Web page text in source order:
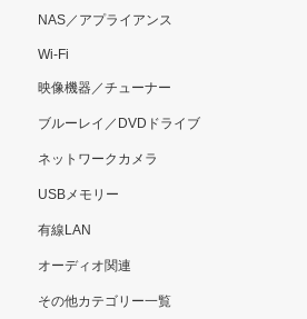
NAS／アプライアンス
Wi-Fi
映像機器／チューナー
ブルーレイ／DVDドライブ
ネットワークカメラ
USBメモリー
有線LAN
オーディオ関連
その他カテゴリー一覧